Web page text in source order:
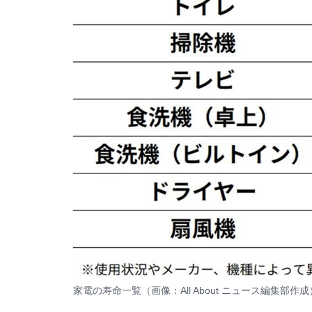
家電の寿命一覧（画像：All About ニュース編集部作成